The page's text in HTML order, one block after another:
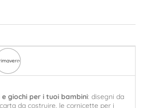
giochi per i tuoi bambini: disegni da
da costruire, le cornicette per i